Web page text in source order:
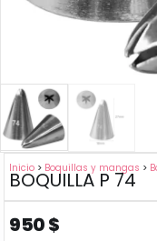
Inicio > Boquillas y mangas >
BOQUILLA P 74
950$